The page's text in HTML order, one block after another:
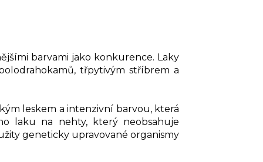
barvami jako konkurence. Laky
třpytivým stříbrem a
leskem a intenzivní barvou, která
laku na nehty, který neobsahuje
geneticky upravované organismy